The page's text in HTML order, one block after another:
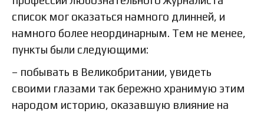
список мог оказаться намного длинней, и
намного более неординарным. Тем не менее,
пункты были следующими:
– побывать в Великобритании, увидеть
своими глазами так бережно хранимую этим
народом историю, оказавшую влияние на